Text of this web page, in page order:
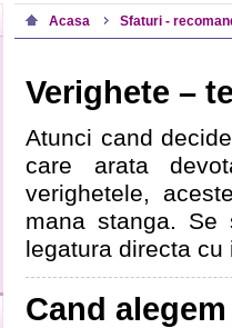
Acasa Sfaturi -
Verighete –
Atunci cand
care arata
verighetele,
mana stanga.
legatura directa cu
Cand